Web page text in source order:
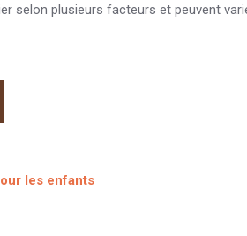
selon plusieurs facteurs et peuvent
les enfants